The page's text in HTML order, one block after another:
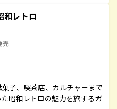
レトロ
売
子、喫茶店、カルチャーまで
昭和レトロの魅力を旅するガ